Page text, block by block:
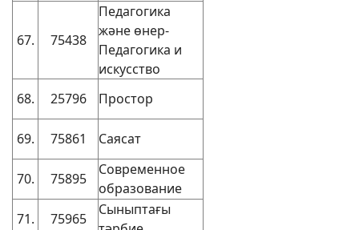
67. 75438
Педагогика
және өнер-
Педагогика и
искусство
68.
25796 Простор
69. 75861 Саясат
70. 75895
Современное
образование
71.
75965
Сыныптағы